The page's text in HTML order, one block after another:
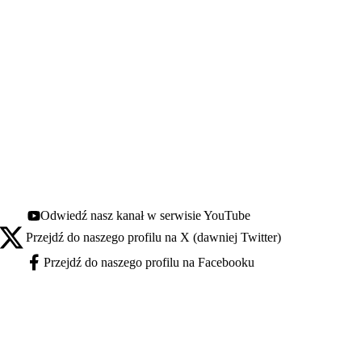
Youtube - otwiera się w nowej karcie
Odwiedź nasz kanał w serwisie YouTube
X - otwiera się w nowej karcie
Przejdź do naszego profilu na X (dawniej Twitter)
Facebook - otwiera się w nowej karcie
Przejdź do naszego profilu na Facebooku